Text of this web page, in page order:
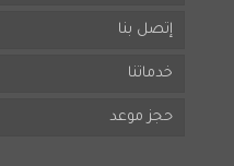
إتصل بنا
خدماتنا
حجز موعد